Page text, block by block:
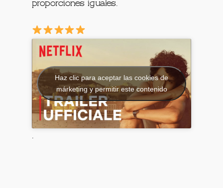
proporciones iguales.
Haz clic para aceptar las cookies de
márketing y permitir este contenido
.